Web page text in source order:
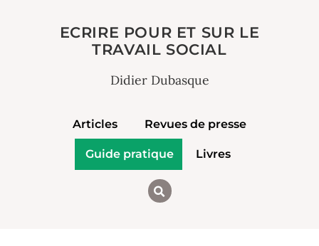
ECRIRE POUR ET SUR LE
TRAVAIL SOCIAL
Didier Dubasque
Articles Revues de presse
Guide pratique Livres